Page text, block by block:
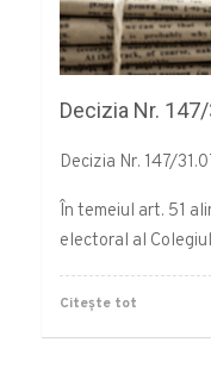
Decizia Nr.
Decizia Nr. 147/
În temeiul art. 51
electoral al
Citește tot